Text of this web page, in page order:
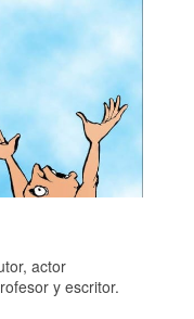
actor
y escritor.